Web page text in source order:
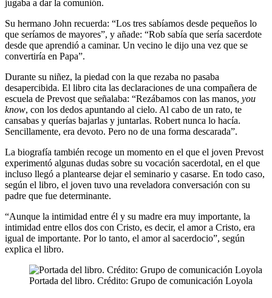
jugaba a dar la comunión.
Su hermano John recuerda: “Los tres sabíamos desde pequeños lo
que seríamos de mayores”, y añade: “Rob sabía que sería sacerdote
desde que aprendió a caminar. Un vecino le dijo una vez que se
convertiría en Papa”.
Durante su niñez, la piedad con la que rezaba no pasaba
desapercibida. El libro cita las declaraciones de una compañera de
escuela de Prevost que señalaba: “Rezábamos con las manos, you
know, con los dedos apuntando al cielo. Al cabo de un rato, te
cansabas y querías bajarlas y juntarlas. Robert nunca lo hacía.
Sencillamente, era devoto. Pero no de una forma descarada”.
La biografía también recoge un momento en el que el joven Prevost
experimentó algunas dudas sobre su vocación sacerdotal, en el que
incluso llegó a plantearse dejar el seminario y casarse. En todo caso,
según el libro, el joven tuvo una reveladora conversación con su
padre que fue determinante.
“Aunque la intimidad entre él y su madre era muy importante, la
intimidad entre ellos dos con Cristo, es decir, el amor a Cristo, era
igual de importante. Por lo tanto, el amor al sacerdocio”, según
explica el libro.
Portada del libro. Crédito: Grupo de comunicación Loyola